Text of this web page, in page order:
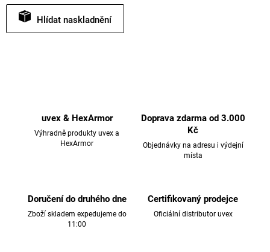
Hlídat
uvex & HexArmor
Výhradně produkty uvex a
HexArmor
Doprava zdarma od 3.000
Kč
Objednávky na adresu i výdejní
místa
Doručení do druhého dne
Zboží skladem expedujeme do
11:00
Certifikovaný prodejce
Oficiální distributor uvex